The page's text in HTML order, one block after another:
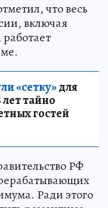
что весь
включая
«сетку»для
тайно
гостей
РФ
Ради этого